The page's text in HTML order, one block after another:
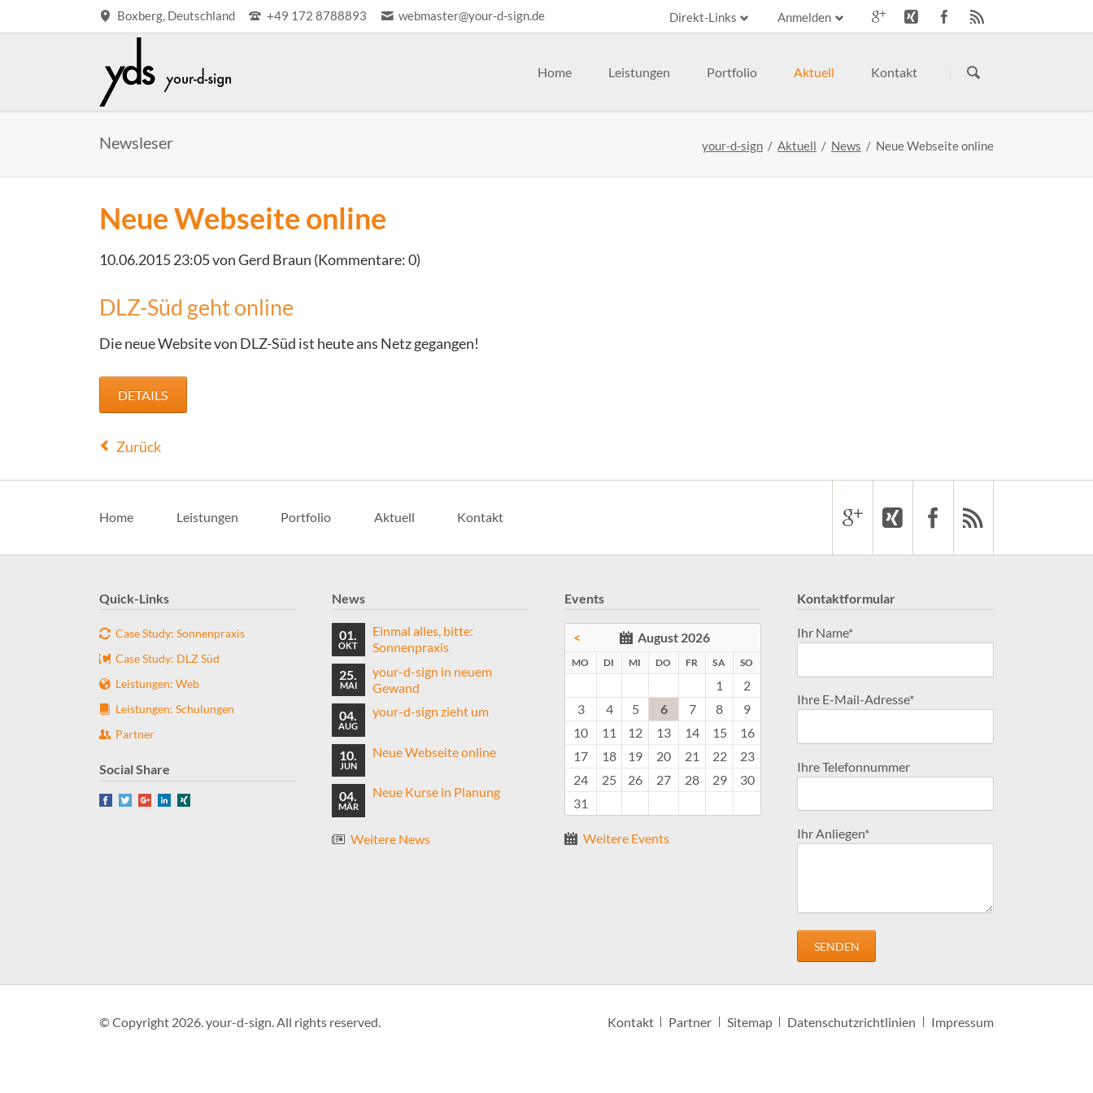
Boxberg, Deutschland +49 172 8788893 webmaster@your-d-sign.de Anmelden
Direkt-Links
überspringen
Home Leistungen
Contao-Erweiterungen
Event
Schulungen
Weitere Leistungen
Portfolio Aktuell Kontakt
Newsleser your-d-sign Aktuell News Neue Webseite online
Neue Webseite online
10.06.2015 23:05von Gerd Braun (Kommentare: 0)
DLZ-Süd geht online
Die neue Website von DLZ-Süd ist heute ans Netz gegangen!
DETAILS
Zurück
Home Leistungen Portfolio Aktuell Kontakt
Quick-Links
Case Study: Sonnenpraxis
Case Study: DLZ Süd
Leistungen: Web
Leistungen: Schulungen
Partner
Social Share
Facebook
TwitterGoogle+LinkedIn
News
01.
OKT
Einmal alles, bitte:
Sonnenpraxis
25.
MAI
your-d-sign in neuem
Gewand
04.
AUG
your-d-sign zieht um
10.
JUN
Neue Webseite online
04.
MÄR
Neue Kurse in Planung
Weitere News
Events
< August 2026
MO NTAG
DI ENSTAG
MI TTWOCH
DO NNERSTAG
FR EITAG
SA MSTAG
SO
1
2
3
4 5 6 7 8
9
10
11 12 13 14 15
16
17
18 19 20 21 22
23
24
25 26 27 28 29
30
31
Weitere Events
Kontaktformular
Pflichtfeld
Ihr Name*
Pflichtfeld
Ihre E-Mail-Adresse*
Ihre Telefonnummer
Pflichtfeld
Ihr Anliegen*
SENDEN
© Copyright 2026. your-d-sign. All rights reserved.
Navigation
Kontakt Partner Sitemap Datenschutzrichtlinien Impressum